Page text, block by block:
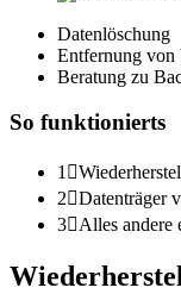
Datenlöschung
Entfernung von
Beratung zu
So funktionierts
1 
2Datenträger
3Alles andere